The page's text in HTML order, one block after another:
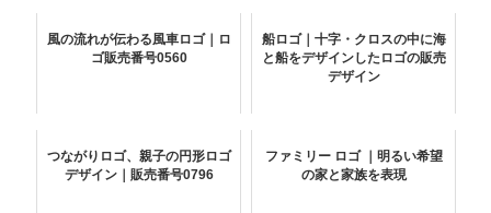
風の流れが伝わる風車ロゴ｜ロ
ゴ販売番号0560
船ロゴ｜十字・クロスの中に海
と船をデザインしたロゴの販売
デザイン
つながりロゴ、親子の円形ロゴ
デザイン｜販売番号0796
ファミリー ロゴ ｜明るい希望
の家と家族を表現